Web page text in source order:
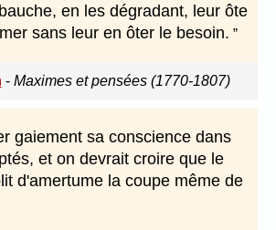
en les dégradant, leur ôte
sans leur en ôter le besoin.
- Maximes et pensées (1770-1807)
gaiement sa conscience dans
et on devrait croire que le
d'amertume la coupe même de